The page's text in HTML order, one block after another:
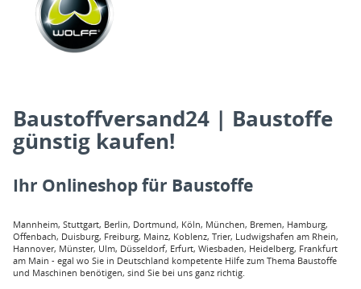
Baustoffversand24 | Baustoffe
günstig kaufen!
Ihr Onlineshop für Baustoffe
Mannheim, Stuttgart, Berlin, Dortmund, Köln, München, Bremen, Hamburg,
Offenbach, Duisburg, Freiburg, Mainz, Koblenz, Trier, Ludwigshafen am Rhein,
Hannover, Münster, Ulm, Düsseldorf, Erfurt, Wiesbaden, Heidelberg, Frankfurt
am Main - egal wo Sie in Deutschland kompetente Hilfe zum Thema Baustoffe
und Maschinen benötigen, sind Sie bei uns ganz richtig.